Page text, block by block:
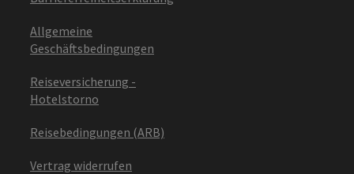
Allgemeine
Geschäftsbedingungen
Reiseversicherung -
Hotelstorno
Reisebedingungen (ARB)
Vertrag widerrufen